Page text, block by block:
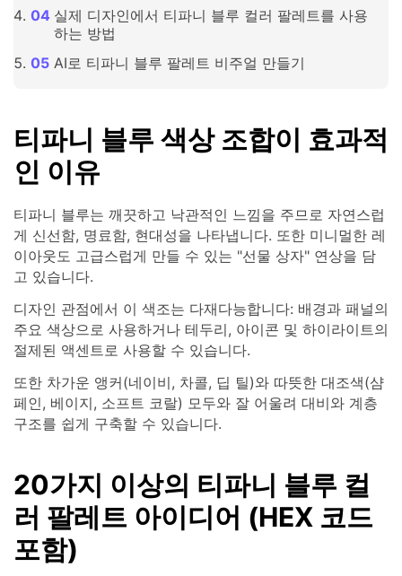
실제 디자인에서 티파니 블루 컬러 팔레트를 사용
하는 방법
AI로 티파니 블루 팔레트 비주얼 만들기
티파니 블루 색상 조합이 효과적
인 이유
티파니 블루는 깨끗하고 낙관적인 느낌을 주므로 자연스럽
게 신선함, 명료함, 현대성을 나타냅니다. 또한 미니멀한 레
이아웃도 고급스럽게 만들 수 있는 "선물 상자" 연상을 담
고 있습니다.
디자인 관점에서 이 색조는 다재다능합니다: 배경과 패널의
주요 색상으로 사용하거나 테두리, 아이콘 및 하이라이트의
절제된 액센트로 사용할 수 있습니다.
또한 차가운 앵커(네이비, 차콜, 딥 틸)와 따뜻한 대조색(샴
페인, 베이지, 소프트 코랄) 모두와 잘 어울려 대비와 계층
구조를 쉽게 구축할 수 있습니다.
20가지 이상의 티파니 블루 컬
러 팔레트 아이디어 (HEX 코드
포함)